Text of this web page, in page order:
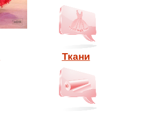
Ткани